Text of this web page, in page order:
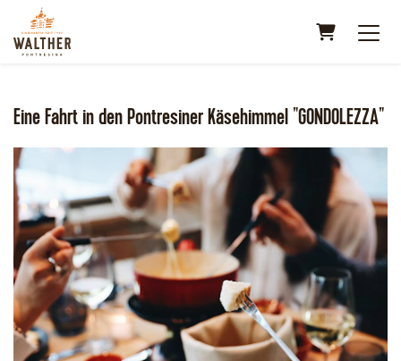
Warenkorb
Eine Fahrt in den Pontresiner Käsehimmel "GONDOLEZZA"